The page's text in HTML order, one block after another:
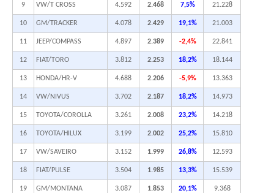
9 VW/T CROSS 4.592 2.468 7,5% 21.228
10 GM/TRACKER 4.078 2.429 19,1% 21.003
11 JEEP/COMPASS 4.897 2.389 -2,4% 22.841
12 FIAT/TORO 3.812 2.253 18,2% 18.144
13 HONDA/HR-V 4.688 2.206 -5,9% 13.363
14 VW/NIVUS 3.702 2.187 18,2% 14.973
15 TOYOTA/COROLLA 3.261 2.008 23,2% 14.218
16 TOYOTA/HILUX 3.199 2.002 25,2% 15.810
17 VW/SAVEIRO 3.152 1.999 26,8% 12.593
18 FIAT/PULSE 3.504 1.985 13,3% 15.539
19 GM/MONTANA 3.087 1.853 20,1% 9.368